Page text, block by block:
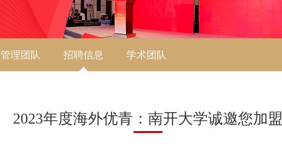
管理团队 招聘信息 学术团队
2023年度海外优青：南开大学诚邀您加盟